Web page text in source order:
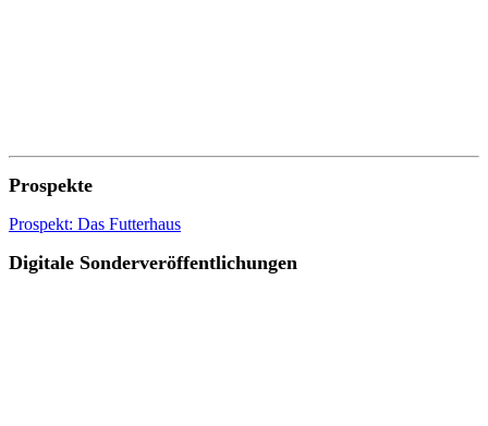
Prospekte
Prospekt: Das Futterhaus
Digitale Sonderveröffentlichungen